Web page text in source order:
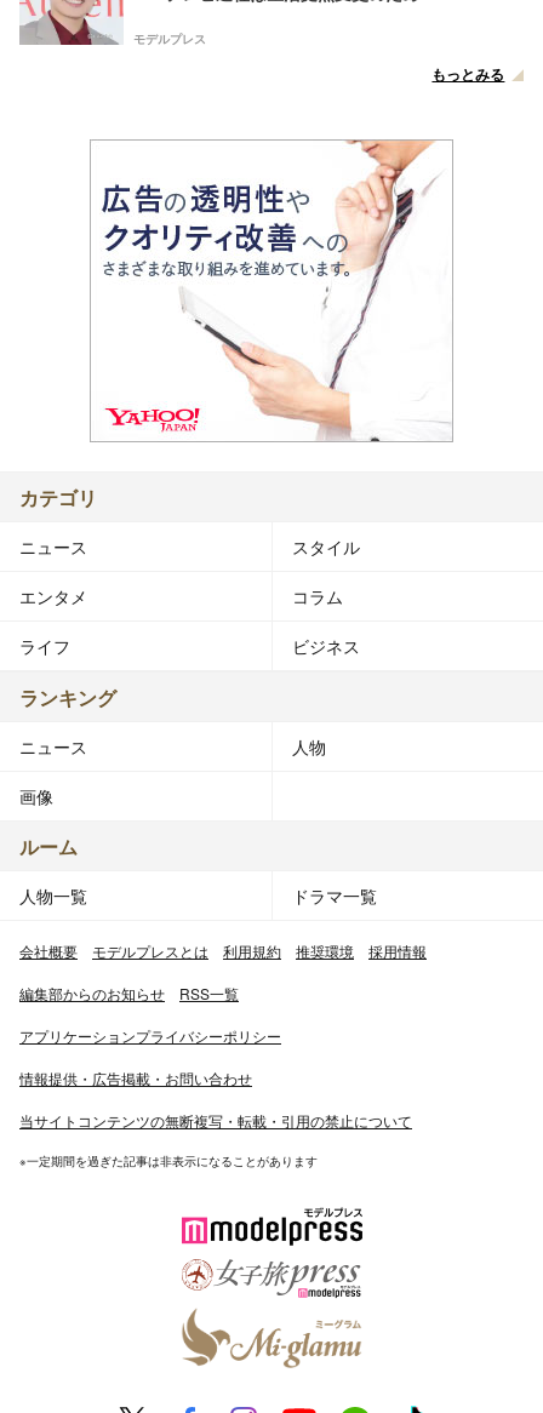
モデルプレス
もっとみる
カテゴリ
ニュース スタイル
エンタメ コラム
ライフ ビジネス
ランキング
ニュース 人物
画像
ルーム
人物一覧 ドラマ一覧
会社概要 モデルプレスとは 利用規約 推奨環境 採用情報
編集部からのお知らせ RSS一覧
アプリケーションプライバシーポリシー
情報提供・広告掲載・お問い合わせ
当サイトコンテンツの無断複写・転載・引用の禁止について
※一定期間を過ぎた記事は非表示になることがあります